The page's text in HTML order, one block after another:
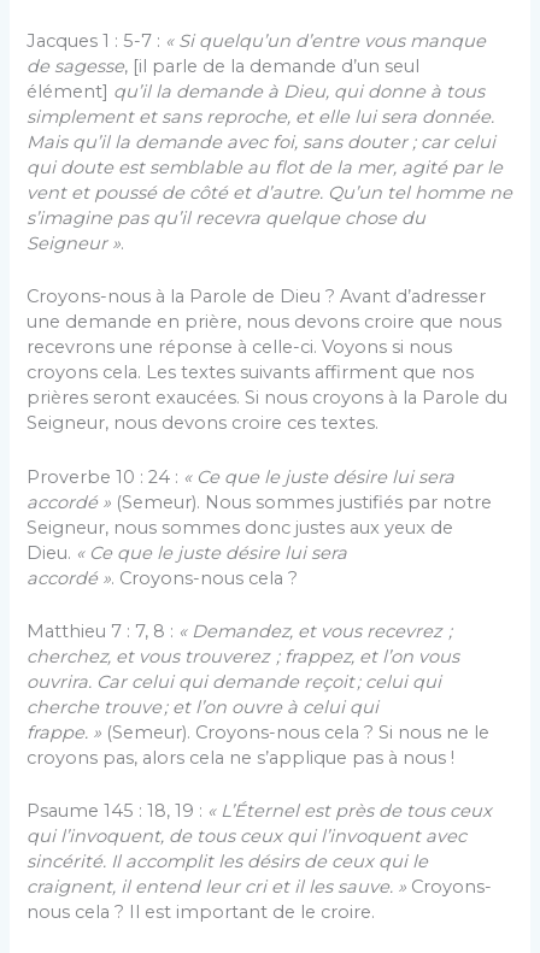
Jacques 1 : 5-7 : « Si quelqu’un d’entre vous manque
de sagesse, [il parle de la demande d’un seul
élément] qu’il la demande à Dieu, qui donne à tous
simplement et sans reproche, et elle lui sera donnée.
Mais qu’il la demande avec foi, sans douter ; car celui
qui doute est semblable au flot de la mer, agité par le
vent et poussé de côté et d’autre. Qu’un tel homme ne
s’imagine pas qu’il recevra quelque chose du
Seigneur ».
Croyons-nous à la Parole de Dieu ? Avant d’adresser
une demande en prière, nous devons croire que nous
recevrons une réponse à celle-ci. Voyons si nous
croyons cela. Les textes suivants affirment que nos
prières seront exaucées. Si nous croyons à la Parole du
Seigneur, nous devons croire ces textes.
Proverbe 10 : 24 : « Ce que le juste désire lui sera
accordé » (Semeur). Nous sommes justifiés par notre
Seigneur, nous sommes donc justes aux yeux de
Dieu. « Ce que le juste désire lui sera
accordé ». Croyons-nous cela ?
Matthieu 7 : 7, 8 : « Demandez, et vous recevrez ;
cherchez, et vous trouverez ; frappez, et l’on vous
ouvrira. Car celui qui demande reçoit ; celui qui
cherche trouve ; et l’on ouvre à celui qui
frappe. » (Semeur). Croyons-nous cela ? Si nous ne le
croyons pas, alors cela ne s’applique pas à nous !
Psaume 145 : 18, 19 : « L’Éternel est près de tous ceux
qui l’invoquent, de tous ceux qui l’invoquent avec
sincérité. Il accomplit les désirs de ceux qui le
craignent, il entend leur cri et il les sauve. » Croyons-
nous cela ? Il est important de le croire.